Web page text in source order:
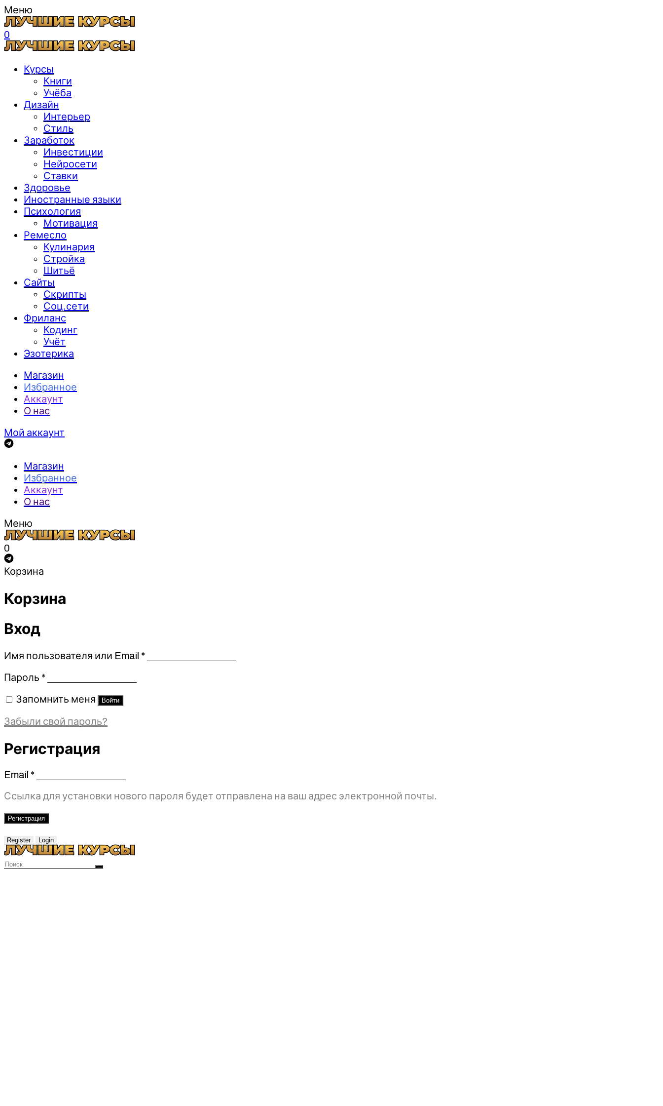
Меню
0
Курсы
Книги
Учёба
Дизайн
Интерьер
Стиль
Заработок
Инвестиции
Нейросети
Ставки
Здоровье
Иностранные языки
Психология
Мотивация
Ремесло
Кулинария
Стройка
Шитьё
Сайты
Скрипты
Соц.сети
Фриланс
Кодинг
Учёт
Эзотерика
Магазин
Избранное
Аккаунт
О нас
Мой аккаунт
Магазин
Избранное
Аккаунт
О нас
Меню
0
Корзина
Корзина
Вход
Имя пользователя или Email *Обязательно
Пароль *Обязательно
Запомнить меня Войти
Забыли свой пароль?
Регистрация
Email *Обязательно
Ссылка для установки нового пароля будет отправлена ​​на ваш адрес электронной почты.
Регистрация
Register Login